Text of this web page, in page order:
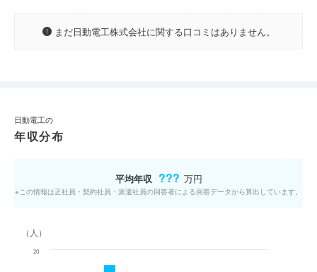
まだ日動電工株式会社に関する口コミはありません。
日動電工の
年収分布
平均年収 ??? 万円
※この情報は正社員・契約社員・派遣社員の回答者による回答データから算出しています。
（人）
20